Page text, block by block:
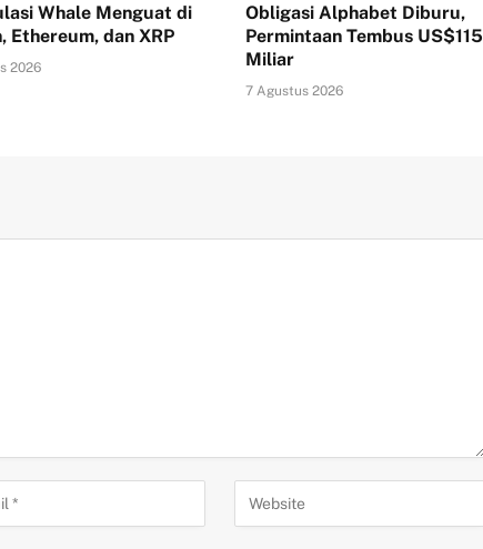
Whale Menguat di
Ethereum, dan XRP
2026
Obligasi Alphabet Diburu,
Permintaan Tembus US$115
Miliar
7 Agustus 2026